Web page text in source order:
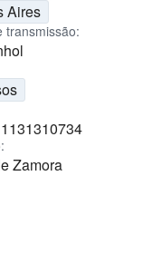
Aires
transmissão:
Zamora